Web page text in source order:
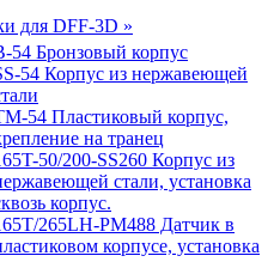
для DFF-3D »
54 Бронзовый корпус
54 Корпус из нержавеющей
54 Пластиковый корпус,
на транец
50/200-SS260 Корпус из
стали, установка
корпус.
265LH-PM488 Датчик в
корпусе, установка